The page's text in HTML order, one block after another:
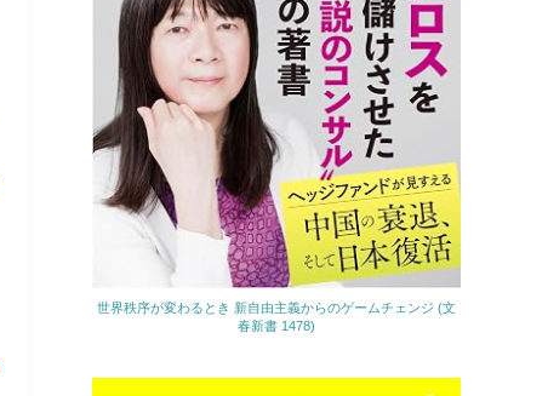
世界秩序が変わるとき 新自由主義からのゲームチェンジ (文
春新書 1478)